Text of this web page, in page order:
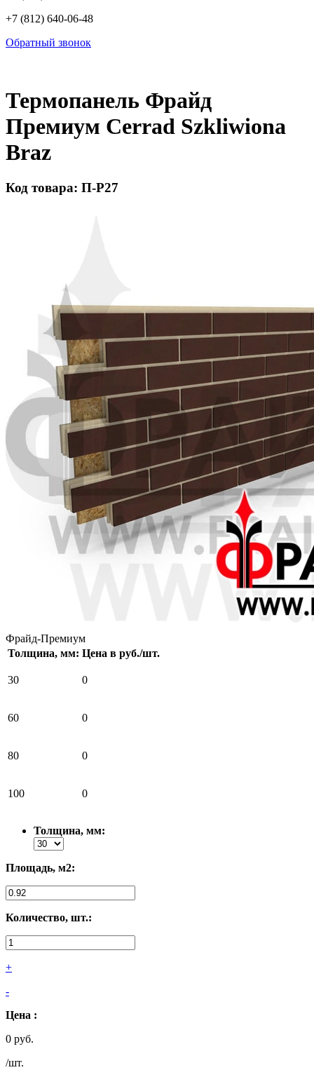
+7 (812) 640-06-48
Обратный звонок
Термопанель Фрайд
Премиум Cerrad Szkliwiona
Braz
Код товара: П-Р27
Фрайд-Премиум
Толщина, мм: Цена в руб./шт.
30 0
60 0
80 0
100 0
Толщина, мм:
Площадь, м2:
Количество, шт.:
+
-
Цена :
0 руб.
/шт.